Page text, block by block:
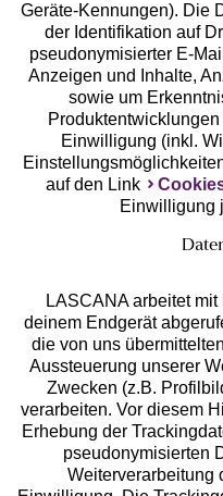
Unsere Apps
Services
Beratung
Über uns
Geräte-Kennungen). Die
der Identifikation auf
pseudonymisierter E-
Anzeigen und Inhalte,
sowie um
Einwilligung (inkl.
auf den Link
Einwilligung
LASCANA arbeitet
deinem Endgerät
die von uns
Aussteuerung unserer
Zwecken (z.B.
verarbeiten. Vor diesem
Erhebung der
pseudonymisierten
Weiterverarbeitung